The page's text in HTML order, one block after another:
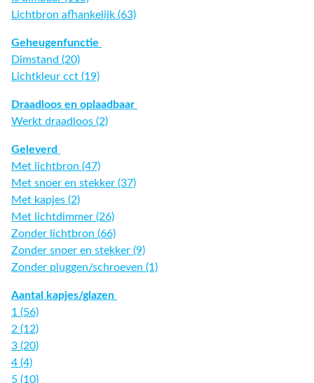
Lichtbron afhankelijk (63)
Geheugenfunctie
Dimstand (20)
Lichtkleur cct (19)
Draadloos en oplaadbaar
Werkt draadloos (2)
Geleverd
Met lichtbron (47)
Met snoer en stekker (37)
Met kapjes (2)
Met lichtdimmer (26)
Zonder lichtbron (66)
Zonder snoer en stekker (9)
Zonder pluggen/schroeven (1)
Aantal kapjes/glazen
1 (56)
2 (12)
3 (20)
4 (4)
5 (10)